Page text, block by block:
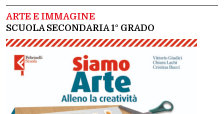
ARTE E IMMAGINE
SCUOLA SECONDARIA 1° GRADO